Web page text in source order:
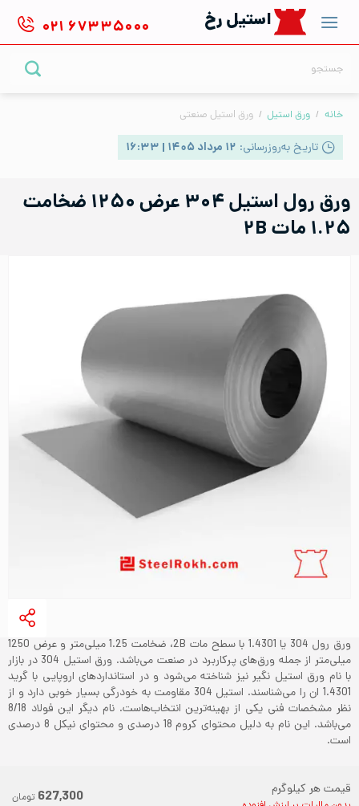
content
استیل رخ ۰۲۱ ۶۷۳۳۵۰۰۰
خانه / ورق استیل / ورق استیل صنعتی
تاریخ به‌روزرسانی: ۱۲ مرداد ۱۴۰۵ | ۱۶:۳۳
ورق رول استیل ۳۰۴ عرض ۱۲۵۰ ضخامت
۱.۲۵ مات ۲B
ورق رول 304 یا 1.4301 با سطح مات 2B، ضخامت 1.25 میلی‌متر و عرض 1250
میلی‌‌متر از جمله ورق‌های پرکاربرد در صنعت می‌باشد. ورق استیل 304 در بازار
با نام ورق استیل نگیر نیز شناخته می‌‌شود و در استانداردهای اروپایی با گرید
1.4301 ان را می‌شناسند. استیل 304 مقاومت به خودرگی بسیار خوبی دارد و از
نظر مشخصات فنی یکی از بهینه‌ترین انتخاب‌هاست. نام دیگر این فولاد 8/18
می‌باشد. این نام به دلیل محتوای کروم 18 درصدی و محتوای نیکل 8 درصدی
است.
قیمت هر کیلوگرم 627,300 تومان